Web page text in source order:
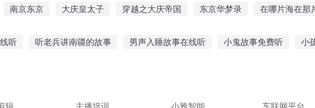
南京东京 大庆皇太子 穿越之大庆帝国 东京华梦录 在哪片海在那
听 听老兵讲南疆的故事 男声入睡故事在线听 小鬼故事免费听 小
辑
主播培训 小雅智能 车联网平台